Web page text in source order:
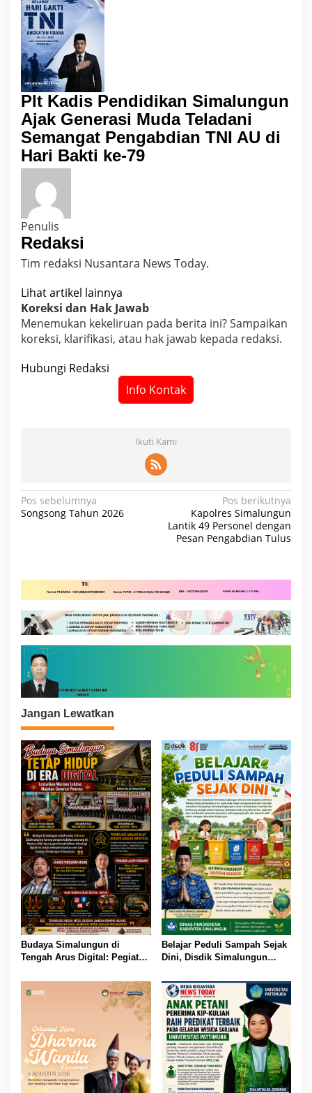
Plt Kadis Pendidikan Simalungun
Ajak Generasi Muda Teladani
Semangat Pengabdian TNI AU di
Hari Bakti ke-79
Penulis
Redaksi
Tim redaksi Nusantara News Today.
Lihat artikel lainnya
Koreksi dan Hak Jawab
Menemukan kekeliruan pada berita ini? Sampaikan
koreksi, klarifikasi, atau hak jawab kepada redaksi.
Hubungi Redaksi
Info Kontak
Ikuti Kami
N
a
g
a
s
i
p
o
s
Pos sebelumnya
Songsong Tahun 2026
Pos berikutnya
Kapolres Simalungun
Lantik 49 Personel dengan
Pesan Pengabdian Tulus
Jangan Lewatkan
Budaya Simalungun di
Tengah Arus Digital: Pegiat
Generasi Muda Menjaga
Identitas Leluhur
Belajar Peduli Sampah Sejak
Dini, Disdik Simalungun
Berwawasan Lingkungan